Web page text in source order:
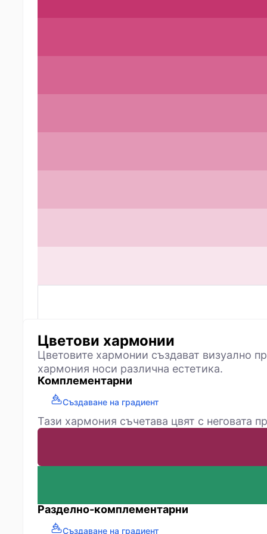
Цветови хармонии
Цветовите хармонии създават визуално
хармония носи различна естетика.
Комплементарни
Създаване на градиент
Тази хармония съчетава цвят с неговата
Разделно-комплементарни
Създаване на градиент